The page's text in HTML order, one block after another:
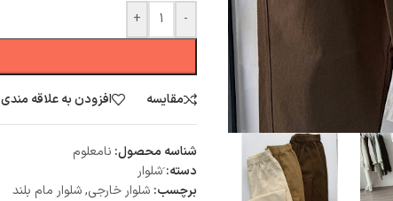
-
+
مقایسه افزودن به علاقه مندی
شناسه محصول: نامعلوم
دسته: َشلوار
برچسب: شلوار خارجی,شلوار مام بلند